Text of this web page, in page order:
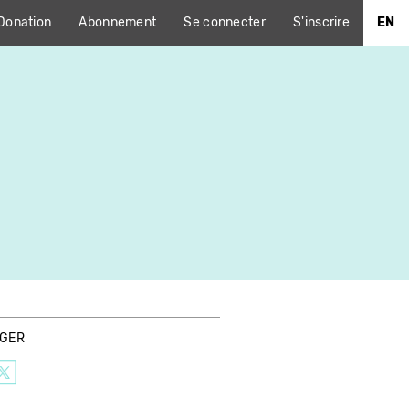
Abonnement Se connecter S'inscrire EN